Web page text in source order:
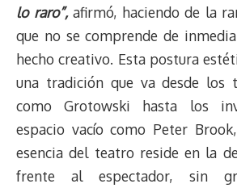
lo raro”,afirmó, haciendo de la
que no se comprende de
hecho creativo. Esta postura
una tradición que va desde los
como Grotowski hasta los
espacio vacío como Peter
esencia del teatro reside en la
frente al espectador, sin